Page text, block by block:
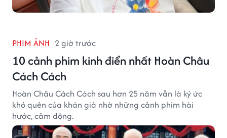
PHIM ẢNH 2 giờ trước
10 cảnh phim kinh điển nhất Hoàn Châu
Cách Cách
Hoàn Châu Cách Cách sau hơn 25 năm vẫn là ký ức
khó quên của khán giả nhờ những cảnh phim hài
hước, cảm động.